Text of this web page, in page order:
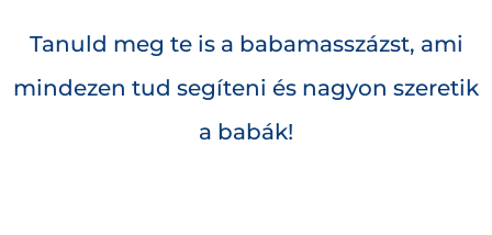
Tanuld meg te is a babamasszázst, ami
mindezen tud segíteni és nagyon szeretik
a babák!